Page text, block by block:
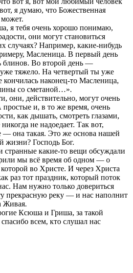
я думаю, что Божественная
может.
я тебя очень хорошо понимаю,
они могут становиться
случаях? Например, какие-нибудь
Масленица. В первый день
блинов. Во второй день —
тяжело. На четвертый ты уже
кончилась наконец-то Масленица,
со сметаной…».
они, действительно, могут очень
и, в то же время, очень
как дышать, смотреть глазами,
не надоедает. Так вот,
— она такая. Это же основа нашей
жизни? Господь Бог.
какие-то вещи обсуждали
мы всё время об одном — о
во Христе. И через Христа
раз тот праздник, который поток
Нам нужно только довериться
прекрасную реку — и нас наполнит
Живая.
Ксюша и Гриша, за такой
всем, кто слушал нас